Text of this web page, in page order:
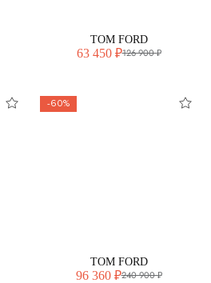
TOM FORD
63 450 ₽126 900 ₽
-60%
TOM FORD
96 360 ₽240 900 ₽